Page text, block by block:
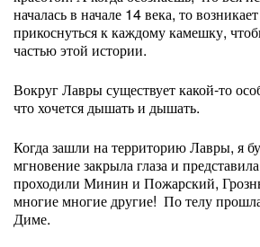
началась в начале 14 века, то
прикоснуться к каждому камешку,
частью этой истории.
Вокруг Лавры существует какой-то
что хочется дышать и дышать.
Когда зашли на территорию Лавры, я
мгновение закрыла глаза и
проходили Минин и Пожарский,
многие многие другие! По телу
Диме.